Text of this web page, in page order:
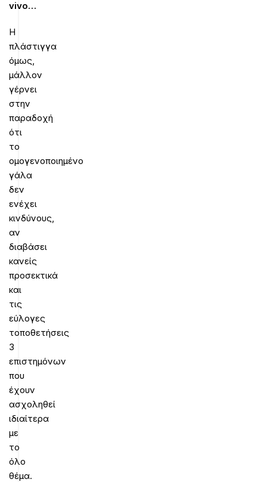
vivo…
Η
πλάστιγγα
όμως,
μάλλον
γέρνει
στην
παραδοχή
ότι
το
ομογενοποιημένο
γάλα
δεν
ενέχει
κινδύνους,
αν
διαβάσει
κανείς
προσεκτικά
και
τις
εύλογες
τοποθετήσεις
3
επιστημόνων
που
έχουν
ασχοληθεί
ιδιαίτερα
με
το
όλο
θέμα.